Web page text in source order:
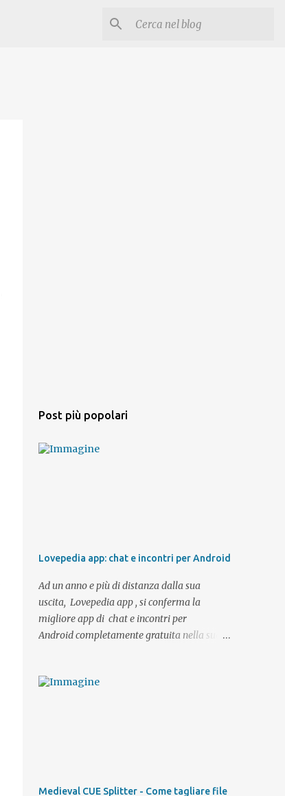
Post più popolari
Lovepedia app: chat e incontri per Android
Ad un anno e più di distanza dalla sua
uscita, Lovepedia app , si conferma la
migliore app di chat e incontri per
Android completamente gratuita nella sua
smartphone o un tablet Android e l'accesso
login con i vostri dati di accesso ed avere
Medieval CUE Splitter - Come tagliare file